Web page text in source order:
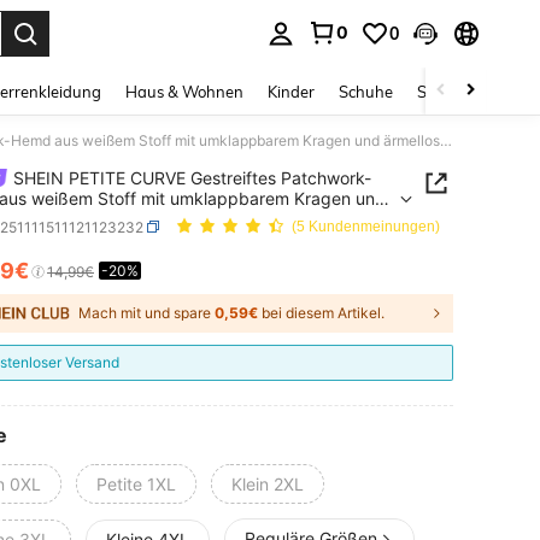
0 0
Haus & Wohnen Kinder Schuhe Schmuck &
SHEIN PETITE CURVE Gestreiftes Patchwork-Hemd aus weißem Stoff mit umklappbarem Kragen und ärmelloser, taillierter Passform in Große Größen, elegant für den Arbeitsweg, Ausflüge, Dates, Partys
SHEIN PETITE CURVE Gestreiftes Patchwork-
weißem Stoff mit umklappbarem Kragen und
taillierter Passform in Große Größen, elegant
Arbeitsweg, Ausflüge, Dates, Partys
(5 Kundenmeinungen)
AND AVAILABILITY
14,99€ -20%
Mach mit und spare 0,59€ bei diesem Artikel.
Versand
0XL Petite 1XL Klein 2XL